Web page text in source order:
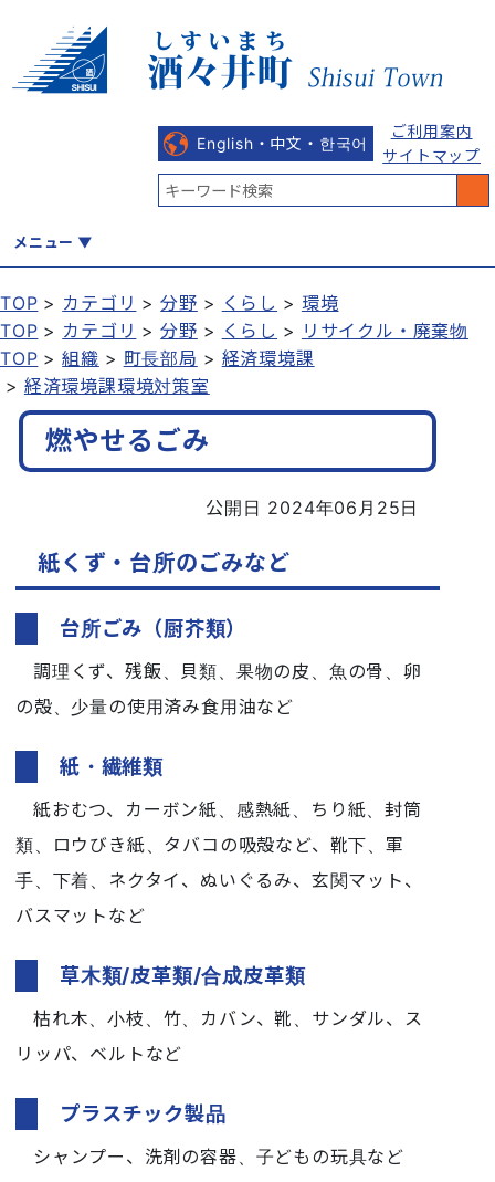
English・中文・한국어
ご利用案内
サイトマップ
メニュー
くらし 健康・福祉 教育・文化 観光・魅力 産業・しごと
行政
TOP カテゴリ 分野 くらし
環境
TOP
カテゴリ 分野 くらし
リサイクル・廃棄物
TOP
組織 町長部局
経済環境課
経済環境課環境対策室
燃やせるごみ
公開日 2024年06月25日
紙くず・台所のごみなど
台所ごみ（厨芥類）
調理くず、残飯、貝類、果物の皮、魚の骨、卵
の殻、少量の使用済み食用油など
紙・繊維類
紙おむつ、カーボン紙、感熱紙、ちり紙、封筒
類、ロウびき紙、タバコの吸殻など、靴下、軍
手、下着、ネクタイ、ぬいぐるみ、玄関マット、
バスマットなど
草木類/皮革類/合成皮革類
枯れ木、小枝、竹、カバン、靴、サンダル、ス
リッパ、ベルトなど
プラスチック製品
シャンプー、洗剤の容器、子どもの玩具など